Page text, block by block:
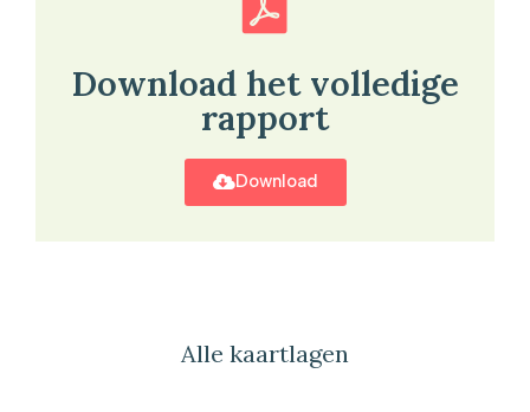
Download het volledige
rapport
Download
Alle kaartlagen